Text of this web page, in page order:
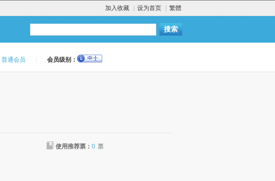
加入收藏 设为首页 繁體
普通会员 会员级别：
使用推荐票：0 票